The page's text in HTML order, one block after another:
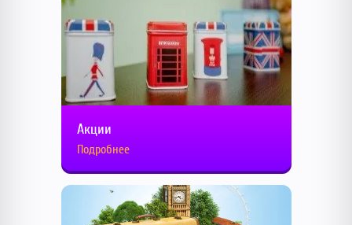
Акции
Подробнее